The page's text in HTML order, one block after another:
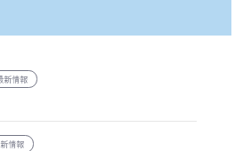
新情報
情報